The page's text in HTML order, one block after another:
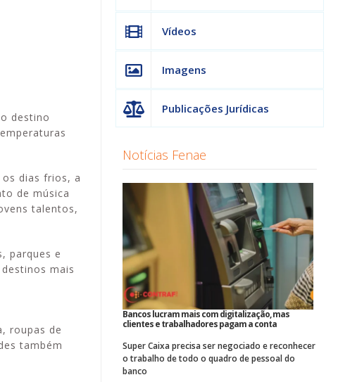
destino
dias frios, a
de música
talentos,
parques e
mais
roupas de
também
Vídeos
Imagens
Publicações Jurídicas
Notícias Fenae
Bancos lucram mais com digitalização, mas
clientes e trabalhadores pagam a conta
Super Caixa precisa ser negociado e reconhecer
o trabalho de todo o quadro de pessoal do
banco